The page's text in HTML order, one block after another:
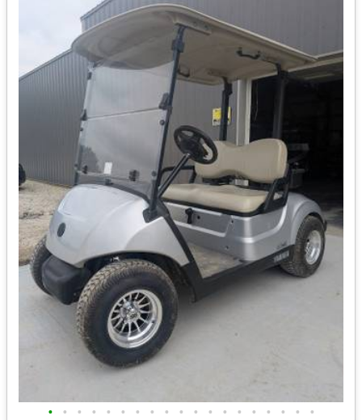
• • • • • • • • • • • • • • • • • • •